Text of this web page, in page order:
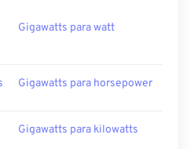
Gigawatts para watt
Gigawatts para horsepower
Gigawatts para kilowatts